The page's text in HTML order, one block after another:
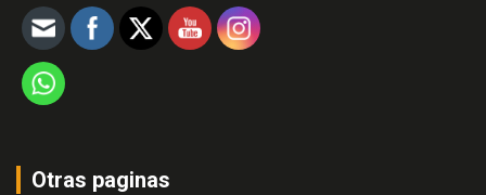
Otras paginas